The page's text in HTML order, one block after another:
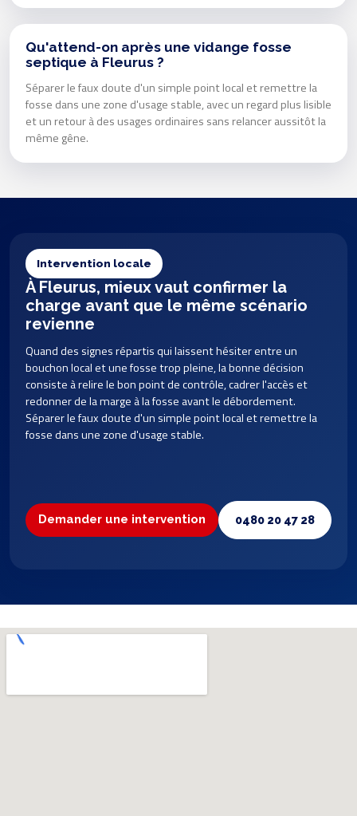
Qu'attend-on après une vidange fosse
septique à Fleurus ?
Séparer le faux doute d'un simple point local et remettre la
fosse dans une zone d'usage stable, avec un regard plus lisible
et un retour à des usages ordinaires sans relancer aussitôt la
même gêne.
Intervention locale
À Fleurus, mieux vaut confirmer la
charge avant que le même scénario
revienne
Quand des signes répartis qui laissent hésiter entre un
bouchon local et une fosse trop pleine, la bonne décision
consiste à relire le bon point de contrôle, cadrer l'accès et
redonner de la marge à la fosse avant le débordement.
Séparer le faux doute d'un simple point local et remettre la
fosse dans une zone d'usage stable.
Demander une intervention 0480 20 47 28